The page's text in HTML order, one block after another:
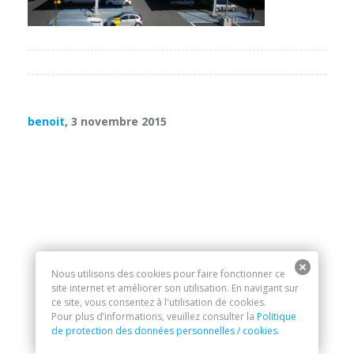
benoit, 3 novembre 2015
Nous utilisons des cookies pour faire fonctionner ce
site internet et améliorer son utilisation. En navigant sur
ce site, vous consentez à l'utilisation de cookies.
Pour plus d’informations, veuillez consulter la Politique
de protection des données personnelles / cookies.